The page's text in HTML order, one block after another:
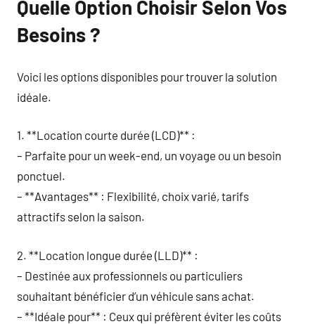
Quelle Option Choisir Selon Vos
Besoins ?
Voici les options disponibles pour trouver la solution
idéale.
1. **Location courte durée (LCD)** :
– Parfaite pour un week-end, un voyage ou un besoin
ponctuel.
– **Avantages** : Flexibilité, choix varié, tarifs
attractifs selon la saison.
2. **Location longue durée (LLD)** :
– Destinée aux professionnels ou particuliers
souhaitant bénéficier d’un véhicule sans achat.
– **Idéale pour** : Ceux qui préfèrent éviter les coûts